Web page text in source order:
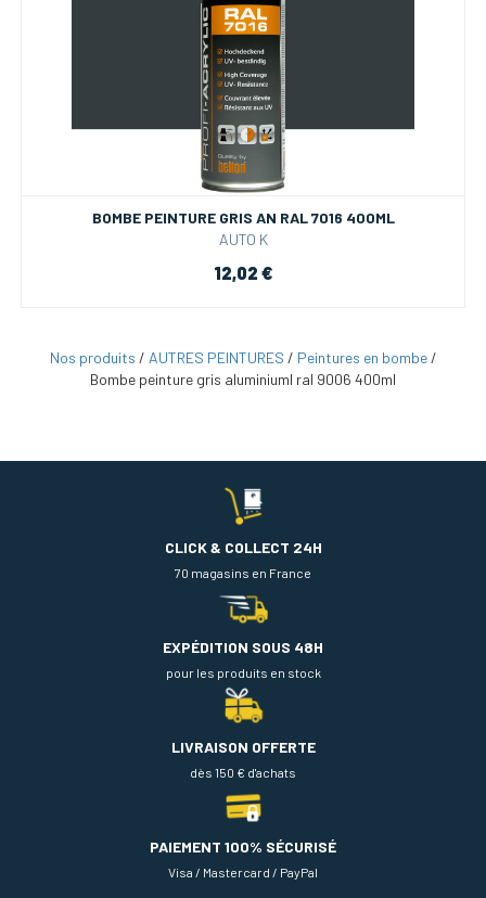
BOMBE PEINTURE GRIS AN RAL 7016 400ML
AUTO K
12,02 €
Nos produits / AUTRES PEINTURES / Peintures en bombe/
Bombe peinture gris aluminiuml ral 9006 400ml
CLICK & COLLECT 24H
70 magasins en France
EXPÉDITION SOUS 48H
pour les produits en stock
LIVRAISON OFFERTE
dès 150 € d'achats
PAIEMENT 100% SÉCURISÉ
Visa / Mastercard / PayPal